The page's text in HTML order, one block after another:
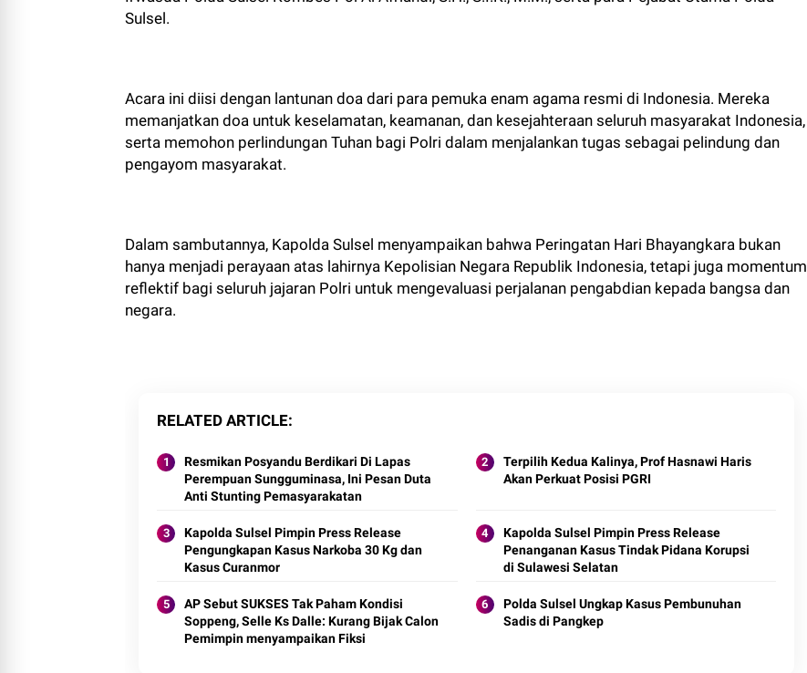
Sulsel.
Acara ini diisi dengan lantunan doa dari para pemuka enam agama resmi di Indonesia. Mereka
memanjatkan doa untuk keselamatan, keamanan, dan kesejahteraan seluruh masyarakat Indonesia,
serta memohon perlindungan Tuhan bagi Polri dalam menjalankan tugas sebagai pelindung dan
pengayom masyarakat.
Dalam sambutannya, Kapolda Sulsel menyampaikan bahwa Peringatan Hari Bhayangkara bukan
hanya menjadi perayaan atas lahirnya Kepolisian Negara Republik Indonesia, tetapi juga momentum
reflektif bagi seluruh jajaran Polri untuk mengevaluasi perjalanan pengabdian kepada bangsa dan
negara.
RELATED ARTICLE
Resmikan Posyandu Berdikari Di Lapas
Perempuan Sungguminasa, Ini Pesan Duta
Anti Stunting Pemasyarakatan
Terpilih Kedua Kalinya, Prof Hasnawi Haris
Akan Perkuat Posisi PGRI
Kapolda Sulsel Pimpin Press Release
Pengungkapan Kasus Narkoba 30 Kg dan
Kasus Curanmor
Kapolda Sulsel Pimpin Press Release
Penanganan Kasus Tindak Pidana Korupsi
di Sulawesi Selatan
AP Sebut SUKSES Tak Paham Kondisi
Soppeng, Selle Ks Dalle: Kurang Bijak Calon
Pemimpin menyampaikan Fiksi
Polda Sulsel Ungkap Kasus Pembunuhan
Sadis di Pangkep